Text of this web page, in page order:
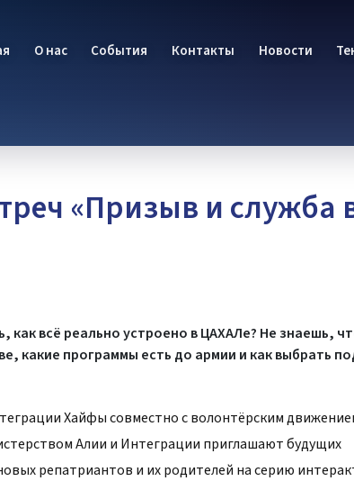
О нас События Контакты Новости
«Призыв и
как всё реально устроено в ЦАХАЛе? Не знаешь,
какие программы есть до армии и как выбрать
Хайфы совместно с волонтёрским
Алии и Интеграции приглашают будущих
репатриантов и их родителей на серию